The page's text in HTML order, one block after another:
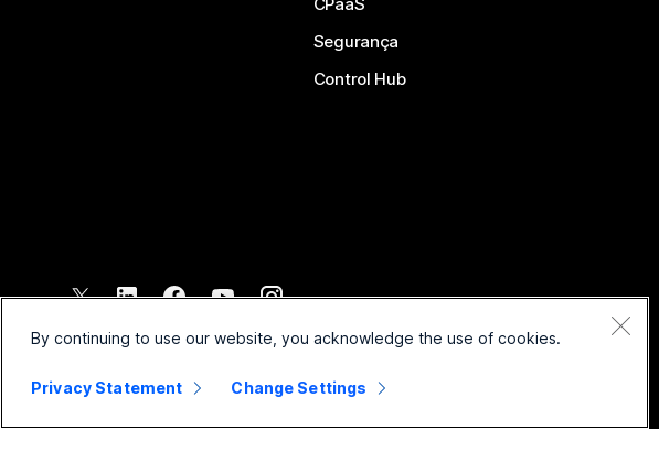
Segurança
Control Hub
2026 Cisco e/ou suas afiliadas. Todos os direitos reservados.
By continuing to use our website, you acknowledge the use of cookies.
Privacy Statement Change Settings